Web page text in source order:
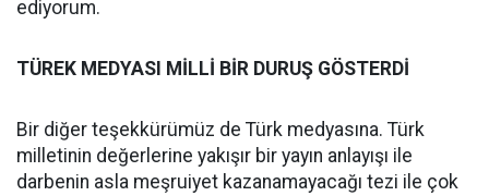
ediyorum.
TÜREK MEDYASI MİLLİ BİR DURUŞ GÖSTERDİ
Bir diğer teşekkürümüz de Türk medyasına. Türk
milletinin değerlerine yakışır bir yayın anlayışı ile
darbenin asla meşruiyet kazanamayacağı tezi ile çok